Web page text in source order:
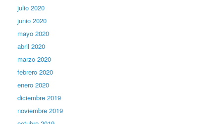
julio 2020
junio 2020
mayo 2020
abril 2020
marzo 2020
febrero 2020
enero 2020
diciembre 2019
noviembre 2019